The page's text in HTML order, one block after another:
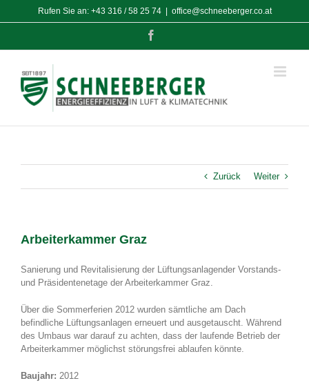
Rufen Sie an: +43 316 / 58 25 74 office@schneeberger.co.at
Zurück Weiter
Arbeiterkammer Graz
Sanierung und Revitalisierung der Lüftungsanlagender Vorstands-
und Präsidentenetage der Arbeiterkammer Graz.
Über die Sommerferien 2012 wurden sämtliche am Dach
befindliche Lüftungsanlagen erneuert und ausgetauscht. Während
des Umbaus war darauf zu achten, dass der laufende Betrieb der
Arbeiterkammer möglichst störungsfrei ablaufen könnte.
Baujahr: 2012